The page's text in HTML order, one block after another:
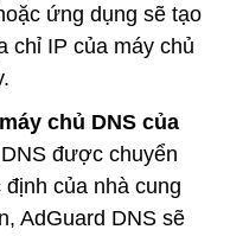
ứng dụng sẽ tạo
chỉ IP của máy chủ
chủ DNS của
được chuyển
của nhà cung
AdGuard DNS sẽ